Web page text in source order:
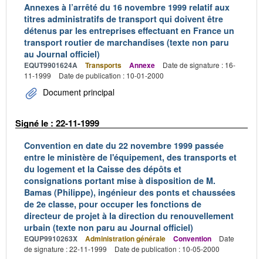
Annexes à l’arrêté du 16 novembre 1999 relatif aux
titres administratifs de transport qui doivent être
détenus par les entreprises effectuant en France un
transport routier de marchandises (texte non paru
au Journal officiel)
EQUT9901624A Transports Annexe
Date de signature : 16-
11-1999
Date de publication : 10-01-2000
Document principal
Signé le : 22-11-1999
Convention en date du 22 novembre 1999 passée
entre le ministère de l'équipement, des transports et
du logement et la Caisse des dépôts et
consignations portant mise à disposition de M.
Bamas (Philippe), ingénieur des ponts et chaussées
de 2e classe, pour occuper les fonctions de
directeur de projet à la direction du renouvellement
urbain (texte non paru au Journal officiel)
EQUP9910263X Administration générale Convention
Date
de signature : 22-11-1999
Date de publication : 10-05-2000